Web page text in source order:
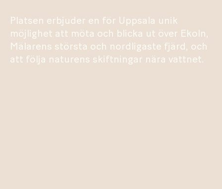
Platsen erbjuder en för Uppsala unik
möjlighet att möta och blicka ut över Ekoln,
Mälarens största och nordligaste fjärd, och
att följa naturens skiftningar nära vattnet.